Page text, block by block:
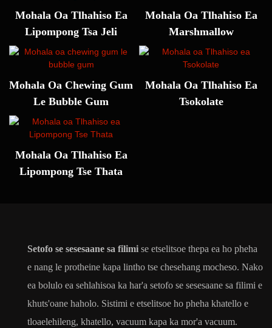
Mohala Oa Tlhahiso Ea
Lipompong Tsa Jeli
Mohala Oa Tlhahiso Ea
Marshmallow
Mohala Oa Chewing Gum
Le Bubble Gum
Mohala Oa Tlhahiso Ea
Tsokolate
Mohala Oa Tlhahiso Ea
Lipompong Tse Thata
Setofo se sesesaane sa filimi se etselitsoe thepa ea ho pheha
e nang le protheine kapa lintho tse chesehang mocheso. Nako
ea bolulo ea sehlahisoa ka har'a setofo se sesesaane sa filimi e
khuts'oane haholo. Sistimi e etselitsoe ho pheha khatello e
tloaelehileng, khatello, vacuum kapa ka mor'a vacuum.